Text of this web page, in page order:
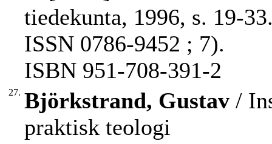
tiedekunta, 1996, s. 19-
ISSN 0786-9452 ; 7).
ISBN 951-708-391-2
27. Björkstrand, Gustav /
praktisk teologi